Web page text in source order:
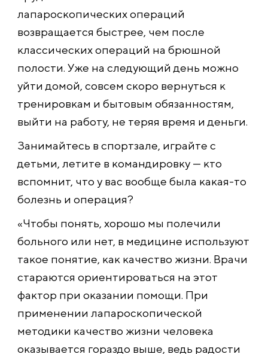
лапароскопических операций
возвращается быстрее, чем после
классических операций на брюшной
полости. Уже на следующий день можно
уйти домой, совсем скоро вернуться к
тренировкам и бытовым обязанностям,
выйти на работу, не теряя время и деньги.
Занимайтесь в спортзале, играйте с
детьми, летите в командировку — кто
вспомнит, что у вас вообще была какая-то
болезнь и операция?
«Чтобы понять, хорошо мы полечили
больного или нет, в медицине используют
такое понятие, как качество жизни. Врачи
стараются ориентироваться на этот
фактор при оказании помощи. При
применении лапароскопической
методики качество жизни человека
оказывается гораздо выше, ведь радости